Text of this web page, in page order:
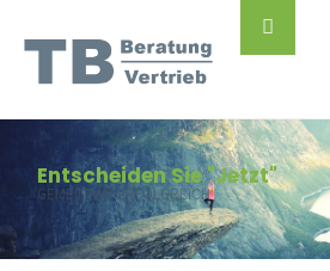
Entscheiden Sie "Jetzt"
GEMEINSAM ERFOLGREICH
Back